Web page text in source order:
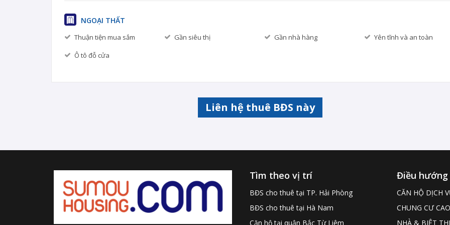
NGOẠI THẤT
Thuận tiện mua sắm Gần siêu thị Gần nhà hàng
Yên tĩnh và an toàn
Ô tô đỗ cửa
Liên hệ thuê BĐS này
Tìm theo vị trí
BĐS cho thuê tại TP. Hải Phòng
BĐS cho thuê tại Hà Nam
Căn hộ tại quận Bắc Từ Liêm
Điều hướng
CĂN HỘ DỊCH
CHUNG CƯ
NHÀ & BIỆT